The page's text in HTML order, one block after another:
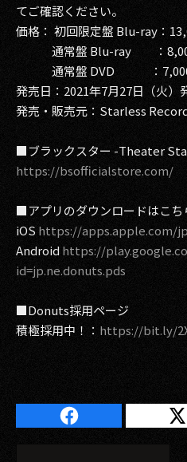
てご確認ください。
価格： 初回限定盤 Blu-ray：
通常盤 Blu-ray ：
通常盤 DVD ：7,000
発売日：2021年7月27日（火）
発売・販売元：Starless
■ブラックスター -Theater
https://bsofficialstore.com/
■アプリのダウンロードはこち
iOS https://apps.apple.com/
Androidhttps://
id=jp.ne.donuts.pds
■Donuts採用ページ
積極採用中！： https://bit.ly/